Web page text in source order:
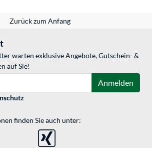
Zurück zum Anfang
warten exklusive Angebote, Gutschein- &
auf Sie!
Anmelden
finden Sie auch unter: